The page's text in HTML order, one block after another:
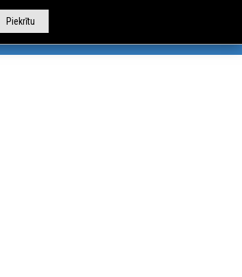
CITI PAKALPOJUMI
Piekrītu